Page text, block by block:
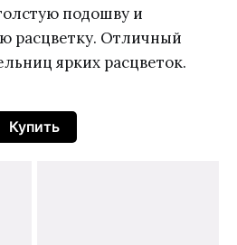
подошву и
расцветку. Отличный
ярких расцветок.
Купить